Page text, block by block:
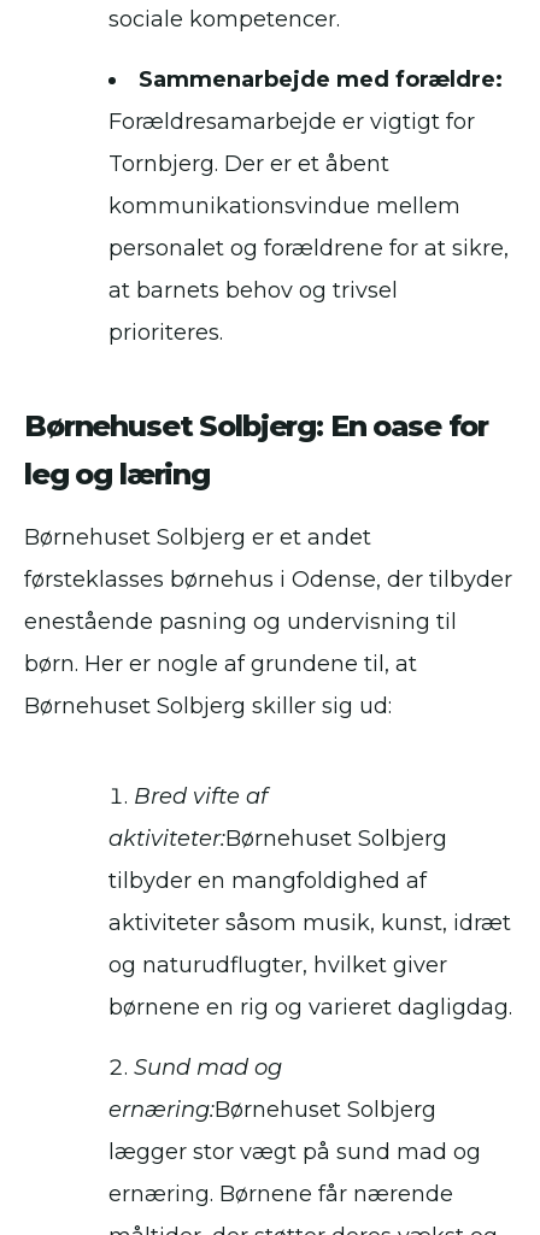
sociale kompetencer.
Sammenarbejde med forældre:
Forældresamarbejde er vigtigt for
Tornbjerg. Der er et åbent
kommunikationsvindue mellem
personalet og forældrene for at sikre,
at barnets behov og trivsel
prioriteres.
Børnehuset Solbjerg: En oase for
leg og læring
Børnehuset Solbjerg er et andet
førsteklasses børnehus i Odense, der tilbyder
enestående pasning og undervisning til
børn. Her er nogle af grundene til, at
Børnehuset Solbjerg skiller sig ud:
Bred vifte af
aktiviteter:Børnehuset Solbjerg
tilbyder en mangfoldighed af
aktiviteter såsom musik, kunst, idræt
og naturudflugter, hvilket giver
børnene en rig og varieret dagligdag.
Sund mad og
ernæring:Børnehuset Solbjerg
lægger stor vægt på sund mad og
ernæring. Børnene får nærende